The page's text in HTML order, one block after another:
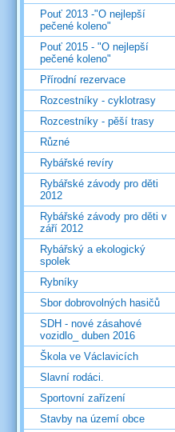
Pouť 2013 -"O nejlepší
pečené koleno"
Pouť 2015 - "O nejlepší
pečené koleno"
Přírodní rezervace
Rozcestníky - cyklotrasy
Rozcestníky - pěší trasy
Různé
Rybářské revíry
Rybářské závody pro děti
2012
Rybářské závody pro děti v
září 2012
Rybářský a ekologický
spolek
Rybníky
Sbor dobrovolných hasičů
SDH - nové zásahové
vozidlo_ duben 2016
Škola ve Václavicích
Slavní rodáci.
Sportovní zařízení
Stavby na území obce